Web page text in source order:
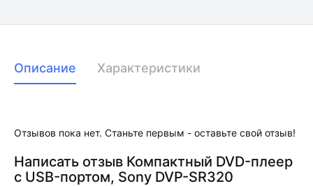
Описание Характеристики
Отзывов пока нет. Станьте первым - оставьте свой отзыв!
Написать отзыв Компактный DVD-плеер
с USB-портом, Sony DVP-SR320